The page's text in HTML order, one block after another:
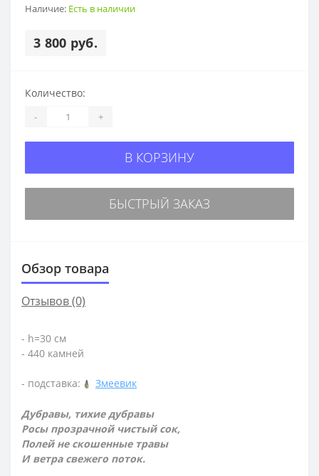
Наличие: Есть в наличии
3 800 руб.
Количество:
- +
В КОРЗИНУ
БЫСТРЫЙ ЗАКАЗ
Обзор товара
Отзывов (0)
- h=30 см
- 440 камней
- подставка: Змеевик
Дубравы, тихие дубравы
Росы прозрачной чистый сок,
Полей не скошенные травы
И ветра свежего поток.